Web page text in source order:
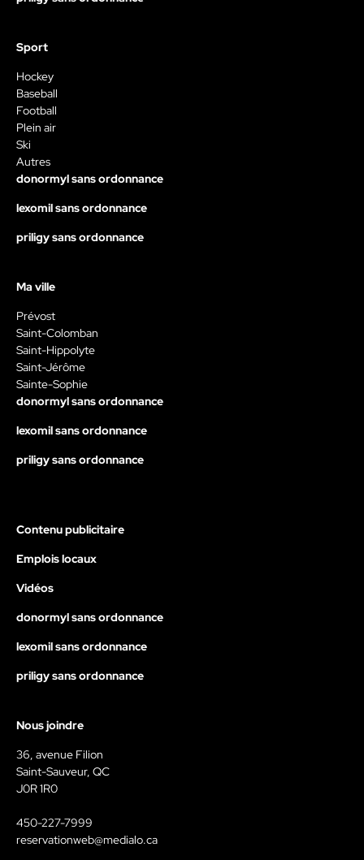
Sport
Hockey
Baseball
Football
Plein air
Ski
Autres
donormyl sans ordonnance
lexomil sans ordonnance
priligy sans ordonnance
Ma ville
Prévost
Saint-Colomban
Saint-Hippolyte
Saint-Jérôme
Sainte-Sophie
donormyl sans ordonnance
lexomil sans ordonnance
priligy sans ordonnance
Contenu publicitaire
Emplois locaux
Vidéos
donormyl sans ordonnance
lexomil sans ordonnance
priligy sans ordonnance
Nous joindre
36, avenue Filion
Saint-Sauveur, QC
J0R 1R0
450-227-7999
reservationweb@medialo.ca